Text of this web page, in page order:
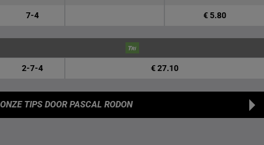
7-4 € 5.80
2-7-4 € 27.10
ONZE TIPS DOOR PASCAL RODON